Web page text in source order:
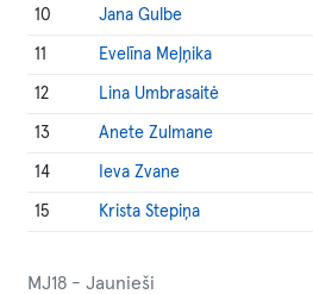
10 Jana Gulbe
11 Evelīna Meļņika
12 Lina Umbrasaitė
13 Anete Zulmane
14 Ieva Zvane
15 Krista Stepiņa
MJ18 - Jaunieši